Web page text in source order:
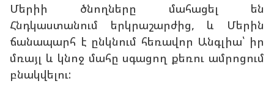
Մերիի ծնողները մահացել են
Հնդկաստանում երկրաշարժից, և Մերին
ճանապարհ է ընկնում հեռավոր Անգլիա՝ իր
մռայլ և կնոջ մահը սգացող քեռու ամրոցում
բնակվելու: